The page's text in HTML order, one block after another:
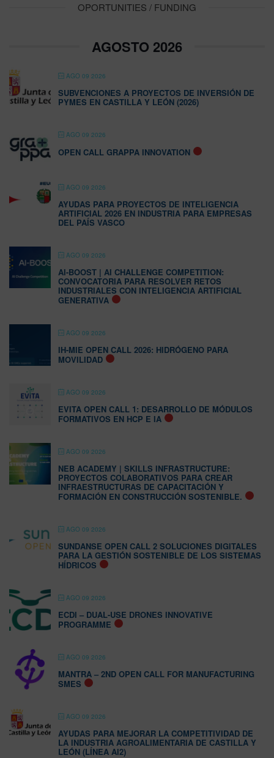
OPORTUNITIES / FUNDING
AGOSTO 2026
AGO 09 2026
SUBVENCIONES A PROYECTOS DE INVERSIÓN DE
PYMES EN CASTILLA Y LEÓN (2026)
AGO 09 2026
OPEN CALL GRAPPA INNOVATION
AGO 09 2026
AYUDAS PARA PROYECTOS DE INTELIGENCIA
ARTIFICIAL 2026 EN INDUSTRIA PARA EMPRESAS
DEL PAÍS VASCO
AGO 09 2026
AI-BOOST | AI CHALLENGE COMPETITION:
CONVOCATORIA PARA RESOLVER RETOS
INDUSTRIALES CON INTELIGENCIA ARTIFICIAL
GENERATIVA
AGO 09 2026
IH-MIE OPEN CALL 2026: HIDRÓGENO PARA
MOVILIDAD
AGO 09 2026
EVITA OPEN CALL 1: DESARROLLO DE MÓDULOS
FORMATIVOS EN HCP E IA
AGO 09 2026
NEB ACADEMY | SKILLS INFRASTRUCTURE:
PROYECTOS COLABORATIVOS PARA CREAR
INFRAESTRUCTURAS DE CAPACITACIÓN Y
FORMACIÓN EN CONSTRUCCIÓN SOSTENIBLE.
AGO 09 2026
SUNDANSE OPEN CALL 2 SOLUCIONES DIGITALES
PARA LA GESTIÓN SOSTENIBLE DE LOS SISTEMAS
HÍDRICOS
AGO 09 2026
ECDI – DUAL-USE DRONES INNOVATIVE
PROGRAMME
AGO 09 2026
MANTRA – 2ND OPEN CALL FOR MANUFACTURING
SMES
AGO 09 2026
AYUDAS PARA MEJORAR LA COMPETITIVIDAD DE
LA INDUSTRIA AGROALIMENTARIA DE CASTILLA Y
LEÓN (LÍNEA AI2)